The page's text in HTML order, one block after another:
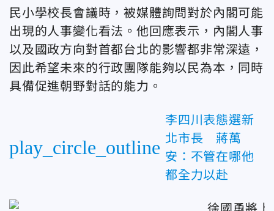
民小學校長會議時，被媒體詢問對於內閣可能
出現的人事變化看法。他回應表示，內閣人事
以及國政方向對首都台北的影響都非常深遠，
因此希望未來的行政團隊能夠以民為本，同時
具備促進朝野對話的能力。
play_circle_outline
李四川表態選新
北市長 蔣萬
安：不管在哪他
都全力以赴